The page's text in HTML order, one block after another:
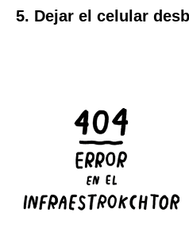
5. Dejar el celular